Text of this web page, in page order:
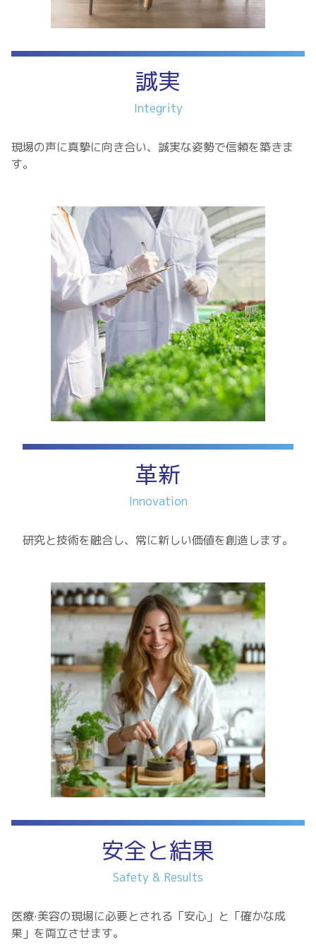
誠実
Integrity
現場の声に真摯に向き合い、誠実な姿勢で信頼を築きま
す。
革新
Innovation
研究と技術を融合し、常に新しい価値を創造します。
安全と結果
Safety & Results
医療·美容の現場に必要とされる「安心」と「確かな成
果」を両立させます。